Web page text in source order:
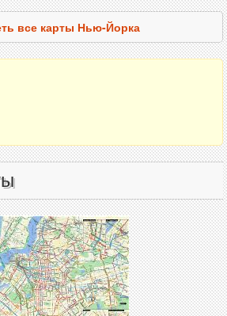
все карты Нью-Йорка